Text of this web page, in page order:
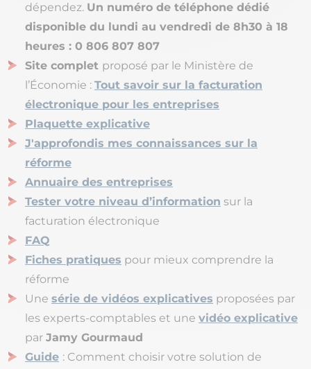
dépendez. Un numéro de téléphone dédié
disponible du lundi au vendredi de 8h30 à 18
heures : 0 806 807 807
Site complet proposé par le Ministère de
l’Économie : Tout savoir sur la facturation
électronique pour les entreprises
Plaquette explicative
J'approfondis mes connaissances sur la
réforme
Annuaire des entreprises
Tester votre niveau d’information sur la
facturation électronique
FAQ
Fiches pratiques pour mieux comprendre la
réforme
Une série de vidéos explicatives proposées par
les experts-comptables et une vidéo explicative
par Jamy Gourmaud
Guide : Comment choisir votre solution de